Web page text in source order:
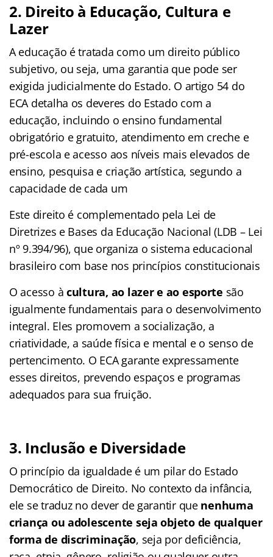
2. Direito à Educação, Cultura e
Lazer
A educação é tratada como um direito público
subjetivo, ou seja, uma garantia que pode ser
exigida judicialmente do Estado. O artigo 54 do
ECA detalha os deveres do Estado com a
educação, incluindo o ensino fundamental
obrigatório e gratuito, atendimento em creche e
pré-escola e acesso aos níveis mais elevados de
ensino, pesquisa e criação artística, segundo a
capacidade de cada um
Este direito é complementado pela Lei de
Diretrizes e Bases da Educação Nacional (LDB – Lei
nº 9.394/96), que organiza o sistema educacional
brasileiro com base nos princípios constitucionais
O acesso àcultura, ao lazer e ao esporte são
igualmente fundamentais para o desenvolvimento
integral. Eles promovem a socialização, a
criatividade, a saúde física e mental e o senso de
pertencimento. O ECA garante expressamente
esses direitos, prevendo espaços e programas
adequados para sua fruição.
3. Inclusão e Diversidade
O princípio da igualdade é um pilar do Estado
Democrático de Direito. No contexto da infância,
ele se traduz no dever de garantir que nenhuma
criança ou adolescente seja objeto de qualquer
forma de discriminação, seja por deficiência,